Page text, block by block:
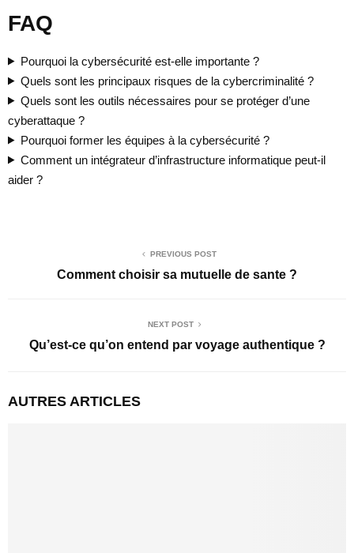
FAQ
Pourquoi la cybersécurité est-elle importante ?
Quels sont les principaux risques de la cybercriminalité ?
Quels sont les outils nécessaires pour se protéger d’une
cyberattaque ?
Pourquoi former les équipes à la cybersécurité ?
Comment un intégrateur d’infrastructure informatique peut-il
aider ?
PREVIOUS POST
Comment choisir sa mutuelle de sante ?
NEXT POST
Qu’est-ce qu’on entend par voyage authentique ?
AUTRES ARTICLES